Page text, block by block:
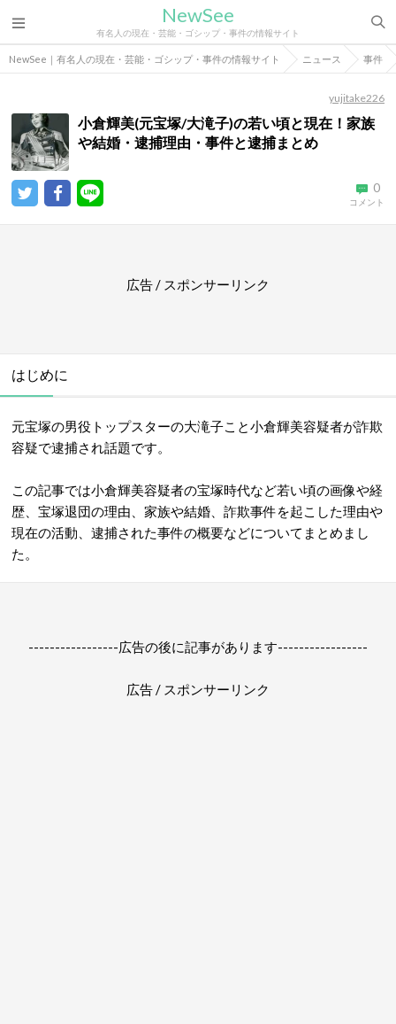
NewSee
有名人の現在・芸能・ゴシップ・事件の情報サイト
NewSee｜有名人の現在・芸能・ゴシップ・事件の情報サイト ニュース 事件
yujitake226
小倉輝美(元宝塚/大滝子)の若い頃と現在！家族
や結婚・逮捕理由・事件と逮捕まとめ
0
コメント
広告 / スポンサーリンク
はじめに
元宝塚の男役トップスターの大滝子こと小倉輝美容疑者が詐欺
容疑で逮捕され話題です。
この記事では小倉輝美容疑者の宝塚時代など若い頃の画像や経
歴、宝塚退団の理由、家族や結婚、詐欺事件を起こした理由や
現在の活動、逮捕された事件の概要などについてまとめまし
た。
-----------------広告の後に記事があります-----------------
広告 / スポンサーリンク